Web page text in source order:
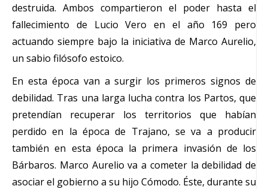
destruida. Ambos compartieron el poder hasta el
fallecimiento de Lucio Vero en el año 169 pero
actuando siempre bajo la iniciativa de Marco Aurelio,
un sabio filósofo estoico.
En esta época van a surgir los primeros signos de
debilidad. Tras una larga lucha contra los Partos, que
pretendían recuperar los territorios que habían
perdido en la época de Trajano, se va a producir
también en esta época la primera invasión de los
Bárbaros. Marco Aurelio va a cometer la debilidad de
asociar el gobierno a su hijo Cómodo. Éste, durante su